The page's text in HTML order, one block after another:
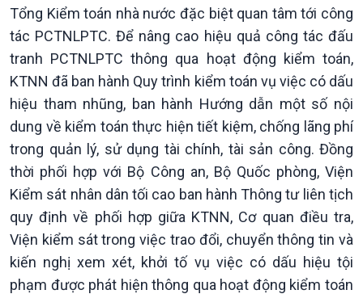
Tổng Kiểm toán nhà nước đặc biệt quan tâm tới công
tác PCTNLPTC. Để nâng cao hiệu quả công tác đấu
tranh PCTNLPTC thông qua hoạt động kiểm toán,
KTNN đã ban hành Quy trình kiểm toán vụ việc có dấu
hiệu tham nhũng, ban hành Hướng dẫn một số nội
dung về kiểm toán thực hiện tiết kiệm, chống lãng phí
trong quản lý, sử dụng tài chính, tài sản công. Đồng
thời phối hợp với Bộ Công an, Bộ Quốc phòng, Viện
Kiểm sát nhân dân tối cao ban hành Thông tư liên tịch
quy định về phối hợp giữa KTNN, Cơ quan điều tra,
Viện kiểm sát trong việc trao đổi, chuyển thông tin và
kiến nghị xem xét, khởi tố vụ việc có dấu hiệu tội
phạm được phát hiện thông qua hoạt động kiểm toán